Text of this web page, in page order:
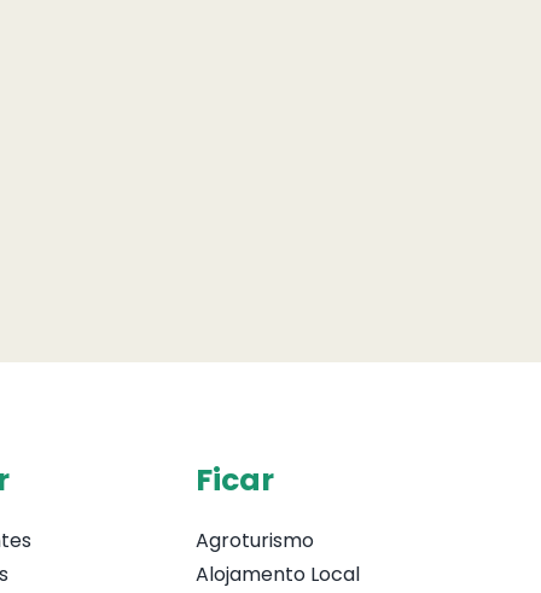
Ficar
Agroturismo
Alojamento Local